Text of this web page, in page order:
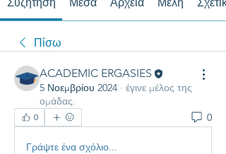
Πίσω
ACADEMIC ERGASIES
5 Νοεμβρίου 2024 · έγινε μέλος της
ομάδας.
0 0
Γράψτε ένα σχόλιο...